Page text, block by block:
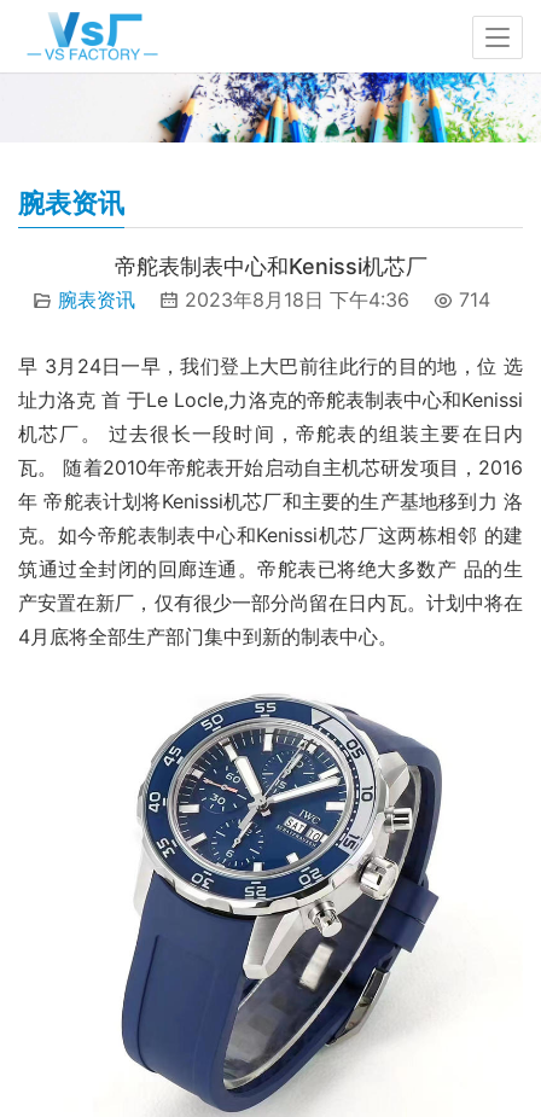
腕表资讯
帝舵表制表中心和Kenissi机芯厂
腕表资讯 2023年8月18日 下午4:36 714
早 3月24日一早，我们登上大巴前往此行的目的地，位 选
址力洛克 首 于Le Locle,力洛克的帝舵表制表中心和Kenissi
机芯厂。 过去很长一段时间，帝舵表的组装主要在日内
瓦。 随着2010年帝舵表开始启动自主机芯研发项目，2016
年 帝舵表计划将Kenissi机芯厂和主要的生产基地移到力 洛
克。如今帝舵表制表中心和Kenissi机芯厂这两栋相邻 的建
筑通过全封闭的回廊连通。帝舵表已将绝大多数产 品的生
产安置在新厂，仅有很少一部分尚留在日内瓦。计划中将在
4月底将全部生产部门集中到新的制表中心。